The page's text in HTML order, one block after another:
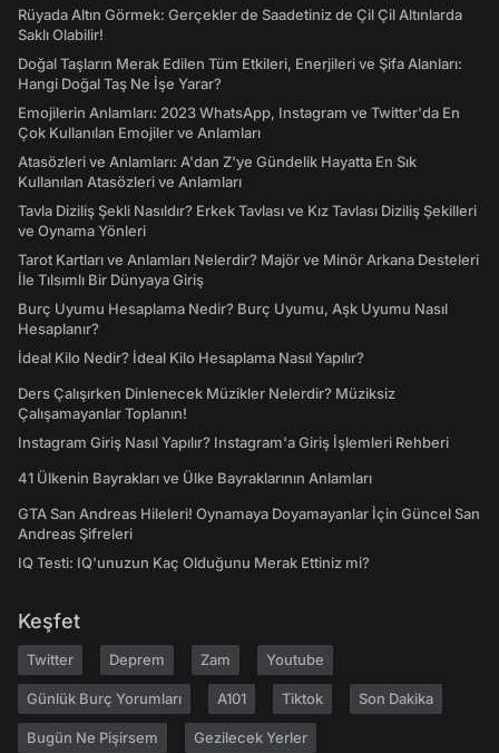
Rüyada Altın Görmek: Gerçekler de Saadetiniz de Çil Çil Altınlarda
Saklı Olabilir!
Doğal Taşların Merak Edilen Tüm Etkileri, Enerjileri ve Şifa Alanları:
Hangi Doğal Taş Ne İşe Yarar?
Emojilerin Anlamları: 2023 WhatsApp, Instagram ve Twitter'da En
Çok Kullanılan Emojiler ve Anlamları
Atasözleri ve Anlamları: A'dan Z'ye Gündelik Hayatta En Sık
Kullanılan Atasözleri ve Anlamları
Tavla Diziliş Şekli Nasıldır? Erkek Tavlası ve Kız Tavlası Diziliş Şekilleri
ve Oynama Yönleri
Tarot Kartları ve Anlamları Nelerdir? Majör ve Minör Arkana Desteleri
İle Tılsımlı Bir Dünyaya Giriş
Burç Uyumu Hesaplama Nedir? Burç Uyumu, Aşk Uyumu Nasıl
Hesaplanır?
İdeal Kilo Nedir? İdeal Kilo Hesaplama Nasıl Yapılır?
Ders Çalışırken Dinlenecek Müzikler Nelerdir? Müziksiz
Çalışamayanlar Toplanın!
Instagram Giriş Nasıl Yapılır? Instagram'a Giriş İşlemleri Rehberi
41 Ülkenin Bayrakları ve Ülke Bayraklarının Anlamları
GTA San Andreas Hileleri! Oynamaya Doyamayanlar İçin Güncel San
Andreas Şifreleri
IQ Testi: IQ'unuzun Kaç Olduğunu Merak Ettiniz mi?
Keşfet
Twitter Deprem Zam Youtube
Günlük Burç Yorumları A101 Tiktok Son Dakika
Bugün Ne Pişirsem Gezilecek Yerler